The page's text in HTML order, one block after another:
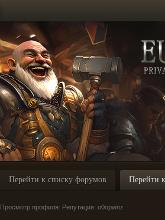
Перейти к списку форумов Перейти
Просмотр профиля: Репутация: o0opwnz